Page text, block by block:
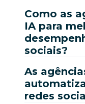
Como as
IA para
sociais?
As
redes